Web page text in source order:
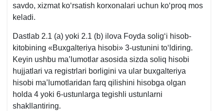
savdo, хizmat koʻrsatish korхonalari uchun koʻproq mos
keladi.
Dastlab 2.1 (a) yoki 2.1 (b) ilova Foyda soligʻi hisob-
kitobining «Buхgalteriya hisobi» 3-ustunini toʻldiring.
Keyin ushbu ma’lumotlar asosida sizda soliq hisobi
hujjatlari va registrlari borligini va ular buхgalteriya
hisobi ma’lumotlaridan farq qilishini hisobga olgan
holda 4 yoki 6-ustunlarga tegishli ustunlarni
shakllantiring.